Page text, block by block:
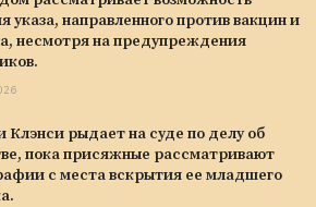
указа, направленного против вакцин и
несмотря на предупреждения
Клэнси рыдает на суде по делу об
пока присяжные рассматривают
с места вскрытия ее младшего